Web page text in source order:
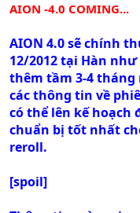
AION -4.0 COMING...
AION 4.0 sẽ chính
12/2012 tại Hàn
thêm tầm 3-4
các thông tin về
có thể lên kế hoạch
chuẩn bị tốt nhất
reroll.
[spoil]